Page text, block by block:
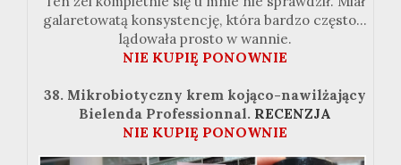
galaretowatą konsystencję, która bardzo często...
lądowała prosto w wannie.
NIE KUPIĘ PONOWNIE
38. Mikrobiotyczny krem kojąco-nawilżający
Bielenda Professionnal. RECENZJA
NIE KUPIĘ PONOWNIE